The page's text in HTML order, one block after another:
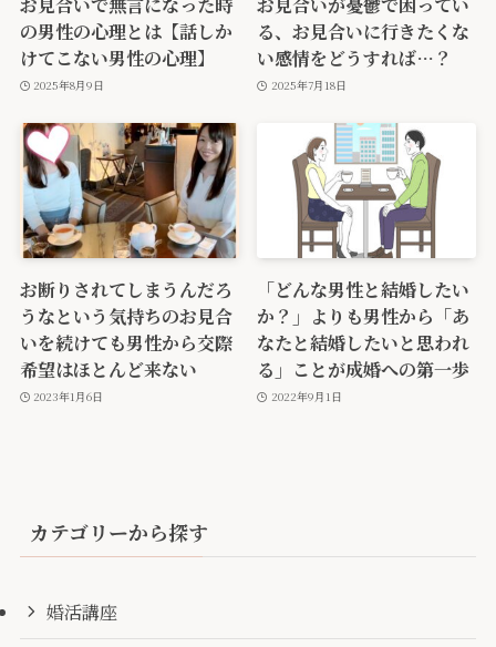
の男性の心理とは【話しか
けてこない男性の心理】
2025年8月9日
る、お見合いに行きたくな
い感情をどうすれば…？
2025年7月18日
お断りされてしまうんだろ
うなという気持ちのお見合
いを続けても男性から交際
希望はほとんど来ない
2023年1月6日
「どんな男性と結婚したい
か？」よりも男性から「あ
なたと結婚したいと思われ
る」ことが成婚への第一歩
2022年9月1日
カテゴリーから探す
婚活講座